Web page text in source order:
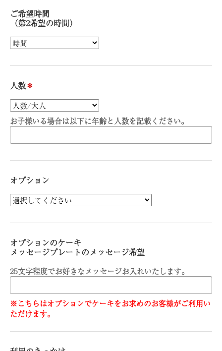
ご希望時間
（第2希望の時間）
人数＊
お子様いる場合は以下に年齢と人数を記載ください。
オプション
オプションのケーキ
メッセージプレートのメッセージ希望
25文字程度でお好きなメッセージお入れいたします。
※こちらはオプションでケーキをお求めのお客様がご利用い
ただけます。